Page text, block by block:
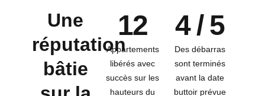
Une
réputation
bâtie
12
Appartements
libérés avec
succès sur les
hauteurs du
4 / 5
Des débarras
sont terminés
avant la date
buttoir prévue